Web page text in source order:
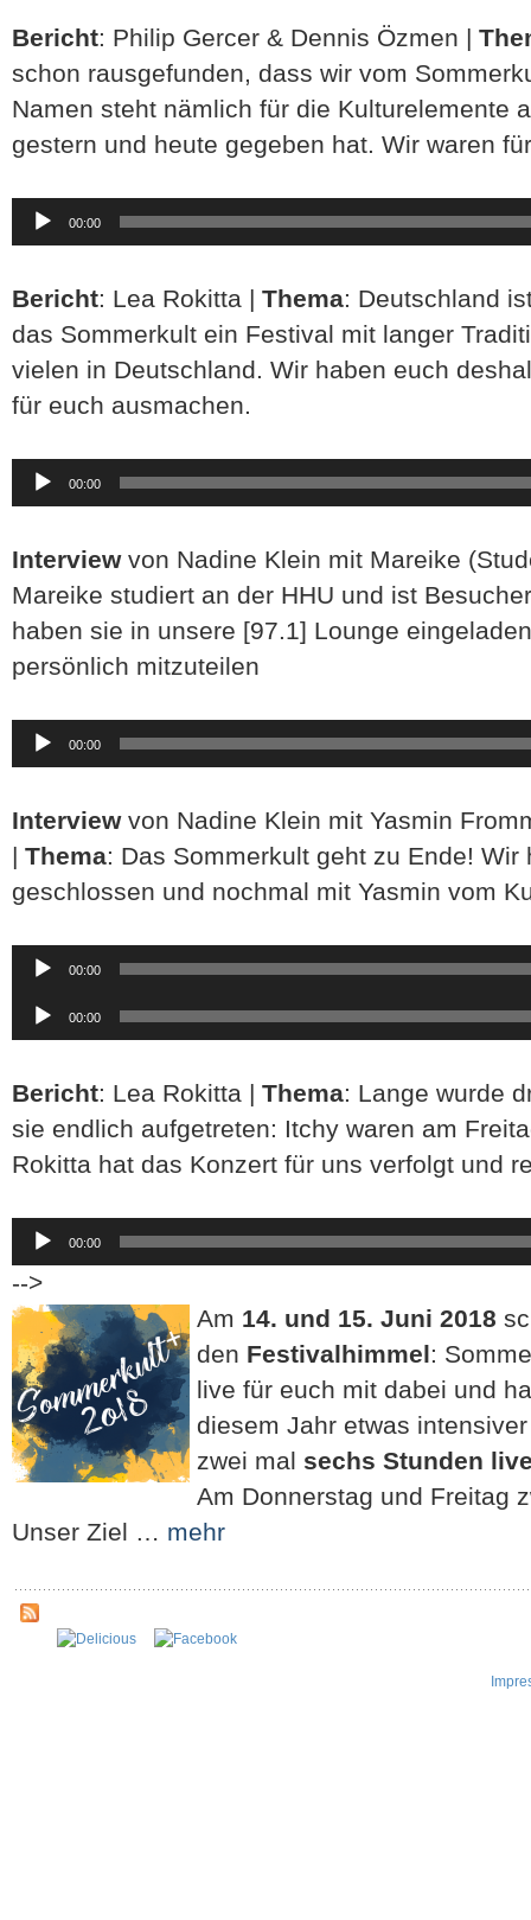
Bericht: Philip Gercer & Dennis Özmen |
schon rausgefunden, dass wir vom
Namen steht nämlich für die Kulturelemente
gestern und heute gegeben hat. Wir waren
Audio-
Player
00:00
Bericht: Lea Rokitta | Thema: Deutschland
das Sommerkult ein Festival mit langer
vielen in Deutschland. Wir haben euch
für euch ausmachen.
Audio-
Player
00:00
Interviewvon Nadine Klein mit Mareike
Mareike studiert an der HHU und ist
haben sie in unsere [97.1] Lounge
persönlich mitzuteilen
Audio-
Player
00:00
Interviewvon Nadine Klein mit Yasmin
| Thema: Das Sommerkult geht zu Ende!
geschlossen und nochmal mit Yasmin vom
Audio-
Player
00:00
Audio-
Player
00:00
Bericht: Lea Rokitta | Thema: Lange wurde
sie endlich aufgetreten: Itchy waren am
Rokitta hat das Konzert für uns verfolgt und
Audio-
Player
00:00
-->
Am 14. und 15. Juni 2018
den Festivalhimmel:
live für euch mit dabei und
diesem Jahr etwas
zwei mal sechs Stunden
Am Donnerstag und Freitag
Unser Ziel … mehr